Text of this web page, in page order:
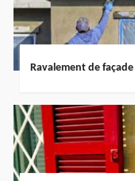
Ravalement de façade